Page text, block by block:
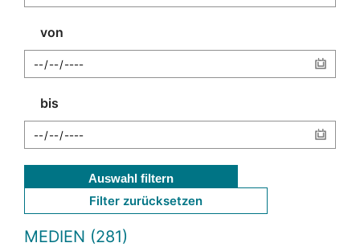
von
bis
Auswahl filtern
Filter zurücksetzen
MEDIEN (281)